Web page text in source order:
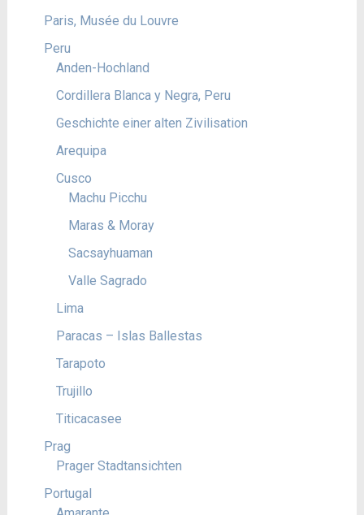
Paris, Musée du Louvre
Peru
Anden-Hochland
Cordillera Blanca y Negra, Peru
Geschichte einer alten Zivilisation
Arequipa
Cusco
Machu Picchu
Maras & Moray
Sacsayhuaman
Valle Sagrado
Lima
Paracas – Islas Ballestas
Tarapoto
Trujillo
Titicacasee
Prag
Prager Stadtansichten
Portugal